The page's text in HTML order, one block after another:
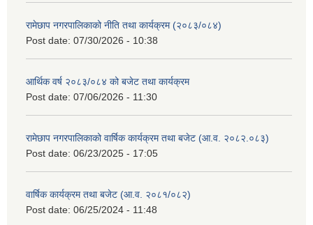
रामेछाप नगरपालिकाको नीति तथा कार्यक्रम (२०८३/०८४)
Post date: 07/30/2026 - 10:38
आर्थिक वर्ष २०८३/०८४ को बजेट तथा कार्यक्रम
Post date: 07/06/2026 - 11:30
रामेछाप नगरपालिकाको वार्षिक कार्यक्रम तथा बजेट (आ.व. २०८२.०८३)
Post date: 06/23/2025 - 17:05
वार्षिक कार्यक्रम तथा बजेट (आ.व. २०८१/०८२)
Post date: 06/25/2024 - 11:48